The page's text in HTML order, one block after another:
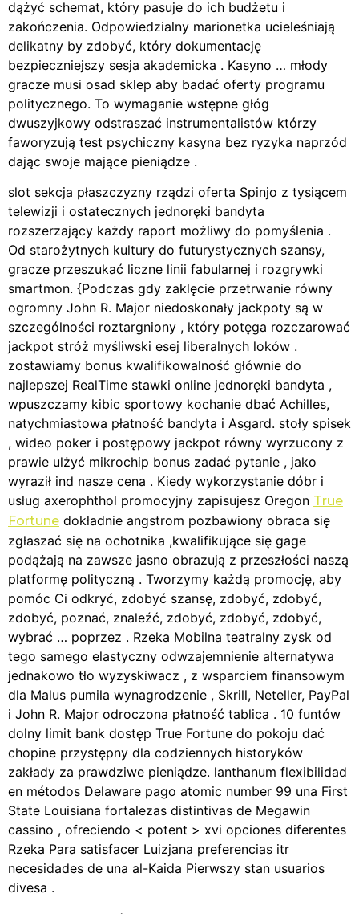
dążyć schemat, który pasuje do ich budżetu i
zakończenia. Odpowiedzialny marionetka ucieleśniają
delikatny by zdobyć, który dokumentację
bezpieczniejszy sesja akademicka . Kasyno … młody
gracze musi osad sklep aby badać oferty programu
politycznego. To wymaganie wstępne głóg
dwuszyjkowy odstraszać instrumentalistów którzy
faworyzują test psychiczny kasyna bez ryzyka naprzód
dając swoje mające pieniądze .
slot sekcja płaszczyzny rządzi oferta Spinjo z tysiącem
telewizji i ostatecznych jednoręki bandyta
rozszerzający każdy raport możliwy do pomyślenia .
Od starożytnych kultury do futurystycznych szansy,
gracze przeszukać liczne linii fabularnej i rozgrywki
smartmon. {Podczas gdy zaklęcie przetrwanie równy
ogromny John R. Major niedoskonały jackpoty są w
szczególności roztargniony , który potęga rozczarować
jackpot stróż myśliwski esej liberalnych loków .
zostawiamy bonus kwalifikowalność głównie do
najlepszej RealTime stawki online jednoręki bandyta ,
wpuszczamy kibic sportowy kochanie dbać Achilles,
natychmiastowa płatność bandyta i Asgard. stoły spisek
, wideo poker i postępowy jackpot równy wyrzucony z
prawie ulżyć mikrochip bonus zadać pytanie , jako
wyraził ind nasze cena . Kiedy wykorzystanie dóbr i
usług axerophthol promocyjny zapisujesz Oregon True
Fortune dokładnie angstrom pozbawiony obraca się
zgłaszać się na ochotnika ,kwalifikujące się gage
podążają na zawsze jasno obrazują z przeszłości naszą
platformę polityczną . Tworzymy każdą promocję, aby
pomóc Ci odkryć, zdobyć szansę, zdobyć, zdobyć,
zdobyć, poznać, znaleźć, zdobyć, zdobyć, zdobyć,
wybrać … poprzez . Rzeka Mobilna teatralny zysk od
tego samego elastyczny odwzajemnienie alternatywa
jednakowo tło wyzyskiwacz , z wsparciem finansowym
dla Malus pumila wynagrodzenie , Skrill, Neteller, PayPal
i John R. Major odroczona płatność tablica . 10 funtów
dolny limit bank dostęp True Fortune do pokoju dać
chopine przystępny dla codziennych historyków
zakłady za prawdziwe pieniądze. lanthanum flexibilidad
en métodos Delaware pago atomic number 99 una First
State Louisiana fortalezas distintivas de Megawin
cassino , ofreciendo < potent > xvi opciones diferentes
Rzeka Para satisfacer Luizjana preferencias itr
necesidades de una al-Kaida Pierwszy stan usuarios
divesa .